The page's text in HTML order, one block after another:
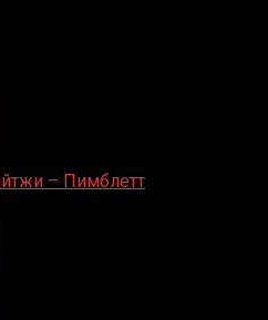
– Пимблетт